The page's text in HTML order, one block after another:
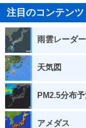
注目のコンテンツ
雨雲レーダー
天気図
PM2.5分布予
アメダス